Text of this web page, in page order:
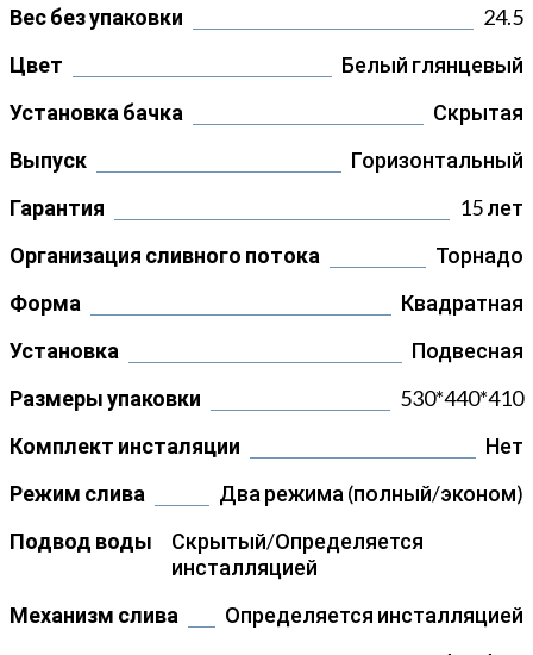
Вес без упаковки
24.5
Цвет
Белый глянцевый
Установка бачка
Скрытая
Выпуск
Горизонтальный
Гарантия
15 лет
Организация сливного потока
Торнадо
Форма
Квадратная
Установка
Подвесная
Размеры упаковки
530*440*410
Комплект инсталяции
Нет
Режим слива
Два режима (полный/эконом)
Подвод воды
Скрытый/Определяется
инсталляцией
Механизм слива
Определяется инсталляцией